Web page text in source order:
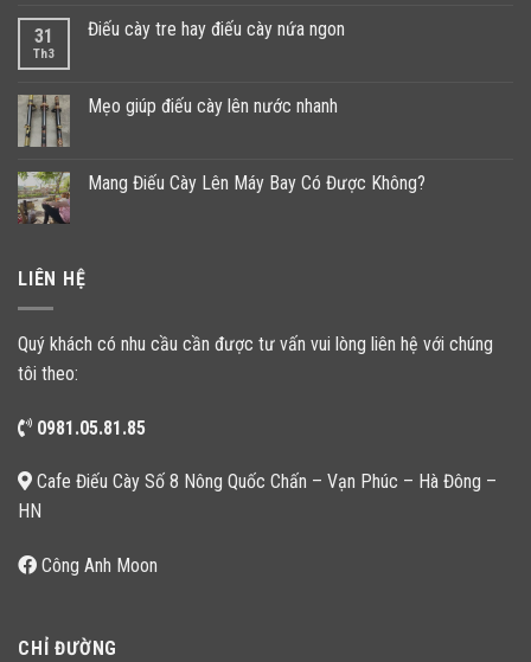
31
Th3
Điếu cày tre hay điếu cày nứa ngon
Mẹo giúp điếu cày lên nước nhanh
Mang Điếu Cày Lên Máy Bay Có Được Không?
LIÊN HỆ
Quý khách có nhu cầu cần được tư vấn vui lòng liên hệ với chúng
tôi theo:
0981.05.81.85
Cafe Điếu Cày Số 8 Nông Quốc Chấn – Vạn Phúc – Hà Đông –
HN
Công Anh Moon
CHỈ ĐƯỜNG